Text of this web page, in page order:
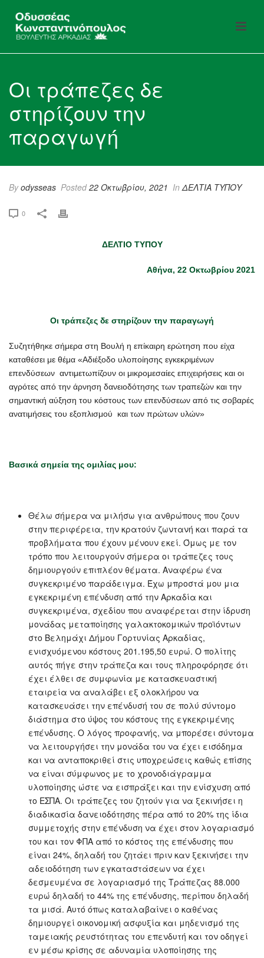
Οι τράπεζες δε
στηρίζουν την
παραγωγή
Byodysseas Posted22 Οκτωβρίου, 2021 InΔΕΛΤΙΑ ΤΥΠΟΥ
0
ΔΕΛΤΙΟ ΤΥΠΟΥ
Αθήνα, 22 Οκτωβρίου 2021
Οι τράπεζες δε στηρίζουν την παραγωγή
Συζητήθηκε σήμερα στη Βουλή η επίκαιρη ερώτηση που είχα
καταθέσει με θέμα «Αδιέξοδο υλοποίησης εγκεκριμένων
επενδύσεων αντιμετωπίζουν οι μικρομεσαίες επιχειρήσεις και οι
αγρότες από την άρνηση δανειοδότησης των τραπεζών και την
σημαντική αύξηση του κόστους των επενδύσεων από τις σοβαρές
ανατιμήσεις του εξοπλισμού και των πρώτων υλών»
Βασικά σημεία της ομιλίας μου:
Θέλω σήμερα να μιλήσω για ανθρώπους που ζουν
στην περιφέρεια, την κρατούν ζωντανή και παρά τα
προβλήματα που έχουν μένουν εκεί. Όμως με τον
τρόπο που λειτουργούν σήμερα οι τράπεζες τους
δημιουργούν επιπλέον θέματα. Αναφέρω ένα
συγκεκριμένο παράδειγμα. Έχω μπροστά μου μια
εγκεκριμένη επένδυση από την Αρκαδία και
συγκεκριμένα, σχεδίου που αναφέρεται στην ίδρυση
μονάδας μεταποίησης γαλακτοκομικών προϊόντων
στο Βελημάχι Δήμου Γορτυνίας Αρκαδίας,
ενισχυόμενου κόστους 201.195,50 ευρώ. Ο πολίτης
αυτός πήγε στην τράπεζα και τους πληροφόρησε ότι
έχει έλθει σε συμφωνία με κατασκευαστική
εταιρεία να αναλάβει εξ ολοκλήρου να
κατασκευάσει την επένδυσή του σε πολύ σύντομο
διάστημα στο ύψος του κόστους της εγκεκριμένης
επένδυσης. Ο λόγος προφανής, να μπορέσει σύντομα
να λειτουργήσει την μονάδα του να έχει εισόδημα
και να ανταποκριθεί στις υποχρεώσεις καθώς επίσης
να είναι σύμφωνος με το χρονοδιάγραμμα
υλοποίησης ώστε να εισπράξει και την ενίσχυση από
το ΕΣΠΑ. Οι τράπεζες του ζητούν για να ξεκινήσει η
διαδικασία δανειοδότησης πέρα από το 20% της ίδια
συμμετοχής στην επένδυση να έχει στον λογαριασμό
του και τον ΦΠΑ από το κόστος της επένδυσης που
είναι 24%, δηλαδή του ζητάει πριν καν ξεκινήσει την
αδειοδότηση των εγκαταστάσεων να έχει
δεσμευμένα σε λογαριασμό της Τράπεζας 88.000
ευρώ δηλαδή το 44% της επένδυσης, περίπου δηλαδή
τα μισά. Αυτό όπως καταλαβαίνει ο καθένας
δημιουργεί οικονομική ασφυξία και μηδενισμό της
ταμειακής ρευστότητας του επενδυτή και τον οδηγεί
εν μέσω κρίσης σε αδυναμία υλοποίησης της